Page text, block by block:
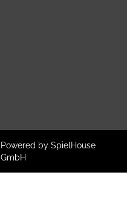
Powered by SpielHouse
GmbH